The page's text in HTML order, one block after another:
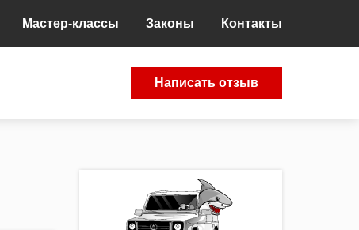
Мастер-классы Законы Контакты
Написать отзыв